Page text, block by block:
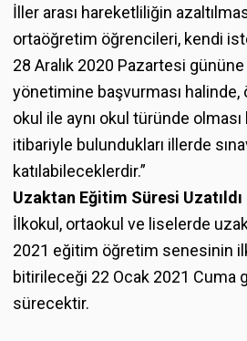
İller arası hareketliliğin
ortaöğretim öğrencileri, kendi
28 Aralık 2020 Pazartesi
yönetimine başvurması
okul ile aynı okul türünde olması
itibariyle bulundukları illerde
katılabileceklerdir.”
Uzaktan Eğitim Süresi Uzatıldı
İlkokul, ortaokul ve liselerde
2021 eğitim öğretim senesinin
bitirileceği 22 Ocak 2021 Cuma
sürecektir.